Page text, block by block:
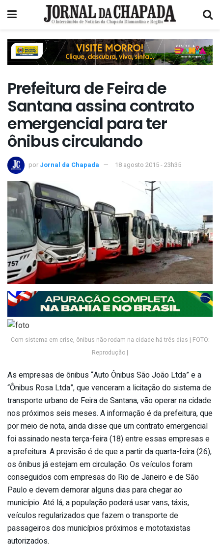
Prefeitura de Feira de
Santana assina contrato
emergencial para ter
ônibus circulando
por Jornal da Chapada 18 agosto 2015 - 23h35
Com sistema em crise, ônibus não rodam na cidade há três dias | FOTO:
Reprodução |
As empresas de ônibus “Auto Ônibus São João Ltda” e a
“Ônibus Rosa Ltda”, que venceram a licitação do sistema de
transporte urbano de Feira de Santana, vão operar na cidade
nos próximos seis meses. A informação é da prefeitura, que
por meio de nota, ainda disse que um contrato emergencial
foi assinado nesta terça-feira (18) entre essas empresas e
a prefeitura. A previsão é de que a partir da quarta-feira (26),
os ônibus já estejam em circulação. Os veículos foram
conseguidos com empresas do Rio de Janeiro e de São
Paulo e devem demorar alguns dias para chegar ao
município. Até lá, a população poderá usar vans, táxis,
veículos regularizados que fazem o transporte de
passageiros dos municípios próximos e mototaxistas
autorizados.